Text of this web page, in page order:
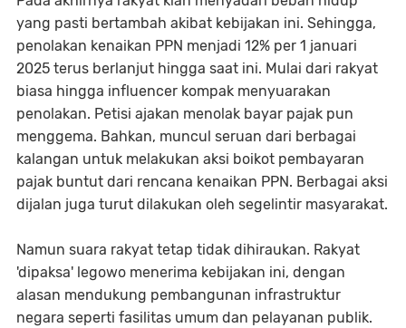
yang pasti bertambah akibat kebijakan ini. Sehingga,
penolakan kenaikan PPN menjadi 12% per 1 januari
2025 terus berlanjut hingga saat ini. Mulai dari rakyat
biasa hingga influencer kompak menyuarakan
penolakan. Petisi ajakan menolak bayar pajak pun
menggema. Bahkan, muncul seruan dari berbagai
kalangan untuk melakukan aksi boikot pembayaran
pajak buntut dari rencana kenaikan PPN. Berbagai aksi
dijalan juga turut dilakukan oleh segelintir masyarakat.
Namun suara rakyat tetap tidak dihiraukan. Rakyat
'dipaksa' legowo menerima kebijakan ini, dengan
alasan mendukung pembangunan infrastruktur
negara seperti fasilitas umum dan pelayanan publik.